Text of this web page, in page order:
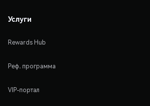
Услуги
Rewards Hub
Реф. программа
VIP-портал